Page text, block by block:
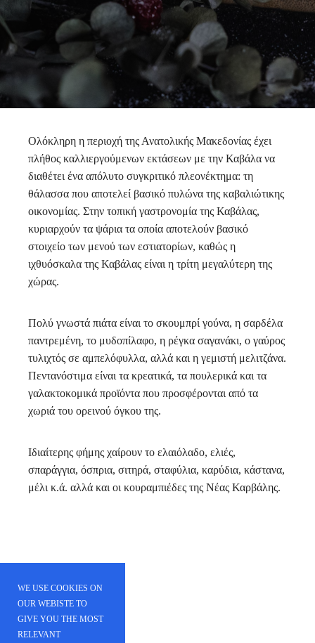
Ολόκληρη η περιοχή της Ανατολικής Μακεδονίας έχει
πλήθος καλλιεργούμενων εκτάσεων με την Καβάλα να
διαθέτει ένα απόλυτο συγκριτικό πλεονέκτημα: τη
θάλασσα που αποτελεί βασικό πυλώνα της καβαλιώτικης
οικονομίας. Στην τοπική γαστρονομία της Καβάλας,
κυριαρχούν τα ψάρια τα οποία αποτελούν βασικό
στοιχείο των μενού των εστιατορίων, καθώς η
ιχθυόσκαλα της Καβάλας είναι η τρίτη μεγαλύτερη της
χώρας.
Πολύ γνωστά πιάτα είναι το σκουμπρί γούνα, η σαρδέλα
παντρεμένη, το μυδοπίλαφο, η ρέγκα σαγανάκι, ο γαύρος
τυλιχτός σε αμπελόφυλλα, αλλά και η γεμιστή μελιτζάνα.
Πεντανόστιμα είναι τα κρεατικά, τα πουλερικά και τα
γαλακτοκομικά προϊόντα που προσφέρονται από τα
χωριά του ορεινού όγκου της.
Ιδιαίτερης φήμης χαίρουν το ελαιόλαδο, ελιές,
σπαράγγια, όσπρια, σιτηρά, σταφύλια, καρύδια, κάστανα,
μέλι κ.ά. αλλά και οι κουραμπιέδες της Νέας Καρβάλης.
WE USE COOKIES ON
OUR WEBISTE TO
GIVE YOU THE MOST
RELEVANT